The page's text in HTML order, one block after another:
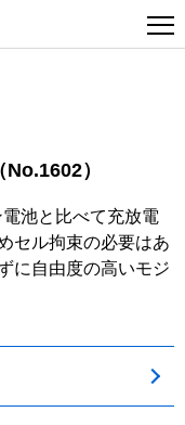
（No.1602）
池と比べて充放電
セル拘束の必要はあ
に自由度の高いモジ